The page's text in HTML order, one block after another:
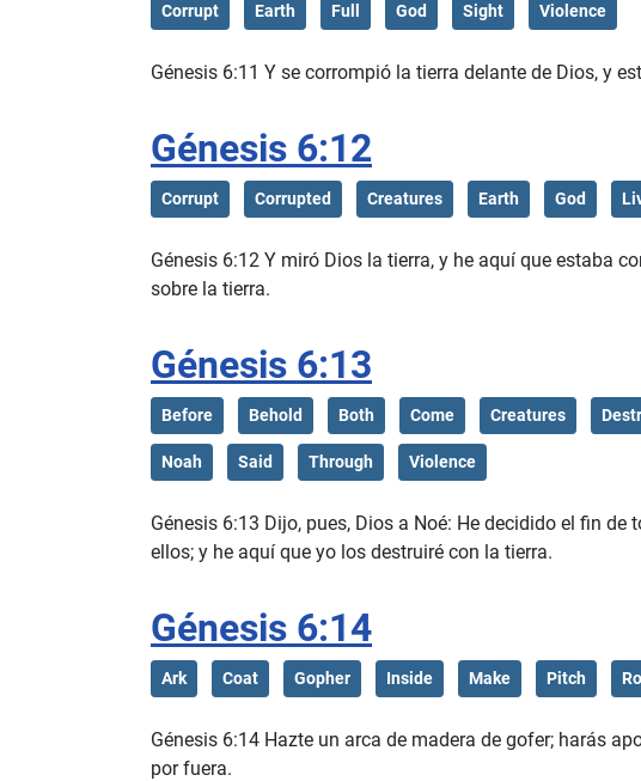
Corrupt Earth Full God Sight Violence
Génesis 6:11 Y se corrompió la tierra delante de Dios, y
Génesis 6:12
Corrupt Corrupted Creatures Earth God
Génesis 6:12 Y miró Dios la tierra, y he aquí que estaba
sobre la tierra.
Génesis 6:13
Before Behold Both Come Creatures
Noah Said Through Violence
Génesis 6:13 Dijo, pues, Dios a Noé: He decidido el fin
ellos; y he aquí que yo los destruiré con la tierra.
Génesis 6:14
Ark Coat Gopher Inside Make Pitch
Génesis 6:14 Hazte un arca de madera de gofer; harás
por fuera.